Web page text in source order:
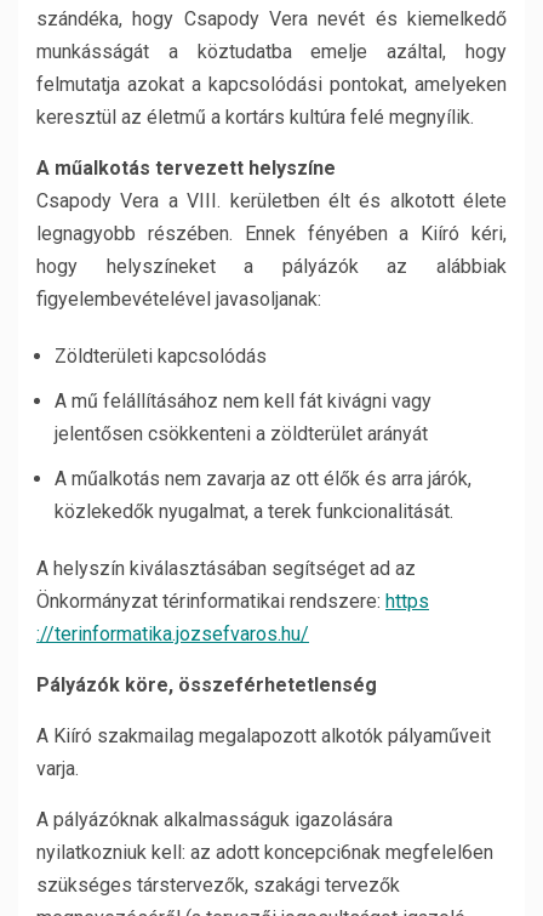
szándéka, hogy Csapody Vera nevét és kiemelkedő
munkásságát a köztudatba emelje azáltal, hogy
felmutatja azokat a kapcsolódási pontokat, amelyeken
keresztül az életmű a kortárs kultúra felé megnyílik.
A műalkotás tervezett helyszíne
Csapody Vera a VIII. kerületben élt és alkotott élete
legnagyobb részében. Ennek fényében a Kiíró kéri,
hogy helyszíneket a pályázók az alábbiak
figyelembevételével javasoljanak:
Zöldterületi kapcsolódás
A mű felállításához nem kell fát kivágni vagy
jelentősen csökkenteni a zöldterület arányát
A műalkotás nem zavarja az ott élők és arra járók,
közlekedők nyugalmat, a terek funkcionalitását.
A helyszín kiválasztásában segítséget ad az
Önkormányzat térinformatikai rendszere: https
://terinformatika.jozsefvaros.hu/
Pályázók köre, összeférhetetlenség
A Kiíró szakmailag megalapozott alkotók pályaműveit
varja.
A pályázóknak alkalmasságuk igazolására
nyilatkozniuk kell: az adott koncepci6nak megfelel6en
szükséges társtervezők, szakági tervezők